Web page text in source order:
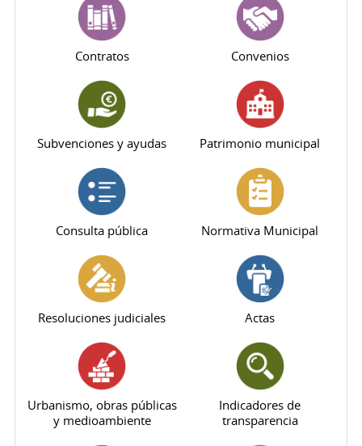
Contratos Convenios
Subvenciones y ayudas Patrimonio municipal
Consulta pública Normativa Municipal
Resoluciones judiciales Actas
Urbanismo, obras públicas
y medioambiente
Indicadores de
transparencia